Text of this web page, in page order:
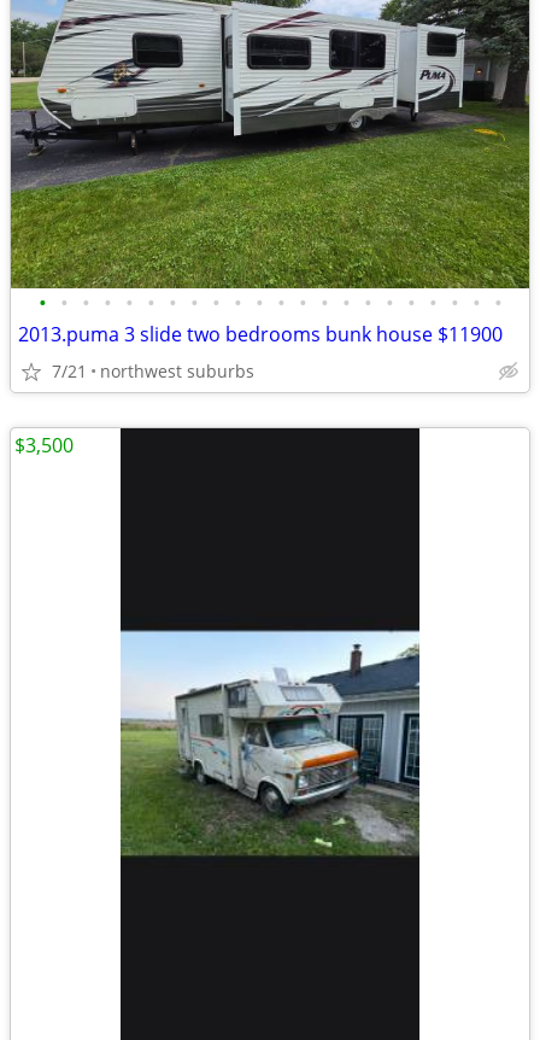
• • • • • • • • • • • • • • • • • • • • • •
2013.puma 3 slide two bedrooms bunk house $11900
7/21 northwest suburbs
$3,500